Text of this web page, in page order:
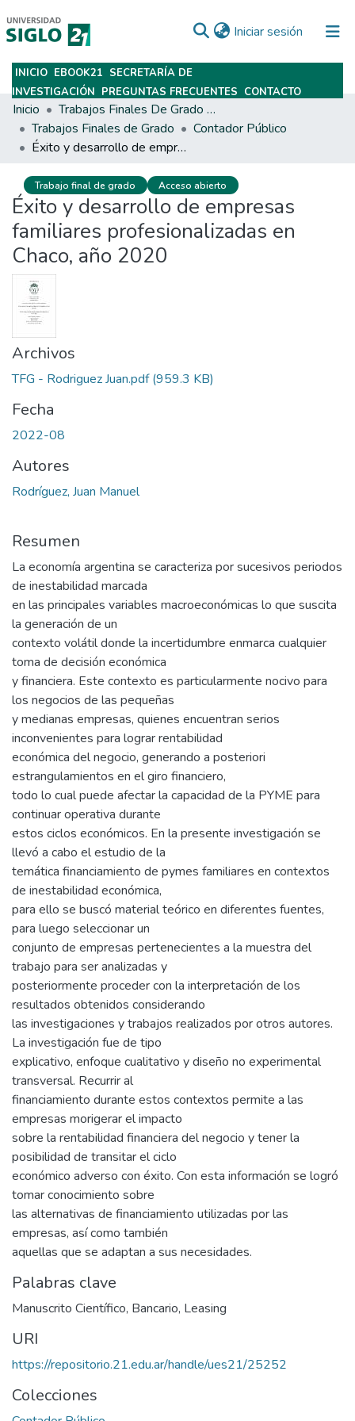
Iniciar sesión (current)
Subir
INICIO EBOOK21 SECRETARÍA DE
INVESTIGACIÓN PREGUNTAS FRECUENTES CONTACTO
Inicio
Trabajos Finales De Grado Y Posgrado
Trabajos Finales de Grado
Contador Público
Éxito y desarrollo de empresas familiares profesionalizadas en Chaco, año 2020
Trabajo final de grado Acceso abierto
Éxito y desarrollo de empresas
familiares profesionalizadas en
Chaco, año 2020
Archivos
TFG - Rodriguez Juan.pdf(959.3 KB)
Fecha
2022-08
Autores
Rodríguez, Juan Manuel
Resumen
La economía argentina se caracteriza por sucesivos periodos
de inestabilidad marcada
en las principales variables macroeconómicas lo que suscita
la generación de un
contexto volátil donde la incertidumbre enmarca cualquier
toma de decisión económica
y financiera. Este contexto es particularmente nocivo para
los negocios de las pequeñas
y medianas empresas, quienes encuentran serios
inconvenientes para lograr rentabilidad
económica del negocio, generando a posteriori
estrangulamientos en el giro financiero,
todo lo cual puede afectar la capacidad de la PYME para
continuar operativa durante
estos ciclos económicos. En la presente investigación se
llevó a cabo el estudio de la
temática financiamiento de pymes familiares en contextos
de inestabilidad económica,
para ello se buscó material teórico en diferentes fuentes,
para luego seleccionar un
conjunto de empresas pertenecientes a la muestra del
trabajo para ser analizadas y
posteriormente proceder con la interpretación de los
resultados obtenidos considerando
las investigaciones y trabajos realizados por otros autores.
La investigación fue de tipo
explicativo, enfoque cualitativo y diseño no experimental
transversal. Recurrir al
financiamiento durante estos contextos permite a las
empresas morigerar el impacto
sobre la rentabilidad financiera del negocio y tener la
posibilidad de transitar el ciclo
económico adverso con éxito. Con esta información se logró
tomar conocimiento sobre
las alternativas de financiamiento utilizadas por las
empresas, así como también
aquellas que se adaptan a sus necesidades.
Palabras clave
Manuscrito Científico, Bancario, Leasing
URI
https://repositorio.21.edu.ar/handle/ues21/25252
Colecciones